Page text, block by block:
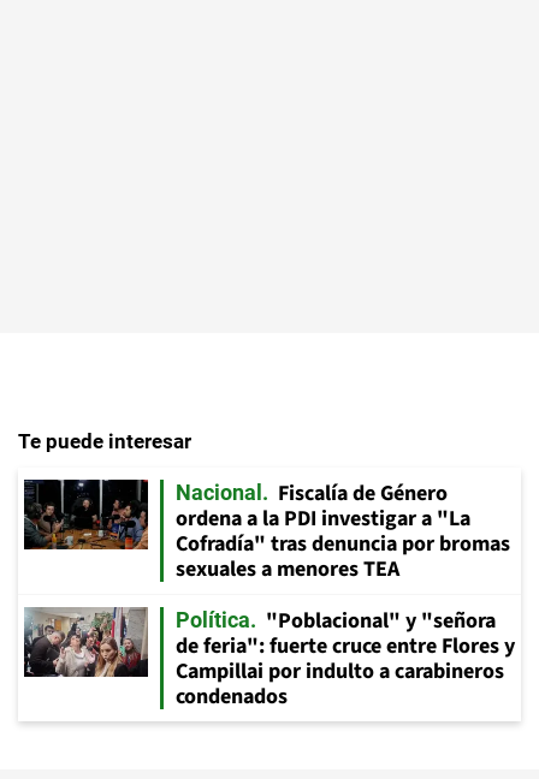
Te puede interesar
Nacional
Fiscalía de Género
ordena a la PDI investigar a "La
Cofradía" tras denuncia por bromas
sexuales a menores TEA
Política
"Poblacional" y "señora
de feria": fuerte cruce entre Flores y
Campillai por indulto a carabineros
condenados